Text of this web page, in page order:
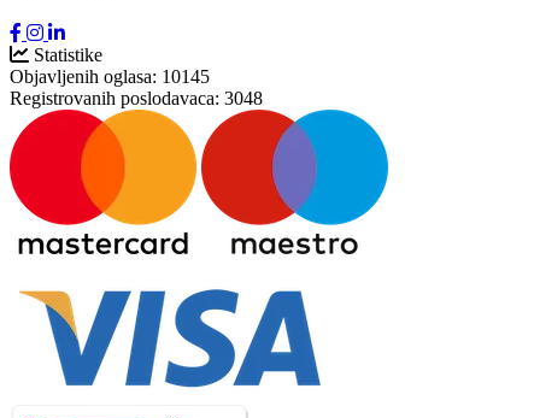
Statistike
Objavljenih oglasa: 10145
Registrovanih poslodavaca: 3048